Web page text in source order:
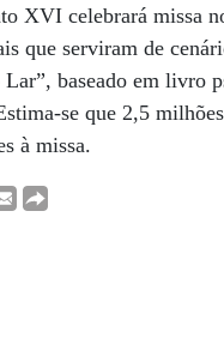
XVI celebrará missa
que serviram de
Lar”, baseado em livro
se que 2,5 milhões
à missa.